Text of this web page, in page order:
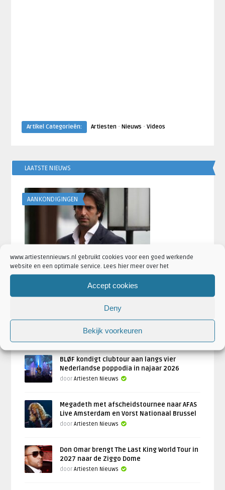
www.artiestennieuws.nl gebruikt cookies voor een goed werkende
website en een optimale service. Lees hier meer over het
Accept cookies
Deny
Bekijk voorkeuren
Artikel Categorieën: Artiesten· Nieuws · Videos
LAATSTE NIEUWS
AANKONDIGINGEN
Mahsun Kirmizigül geeft in januari 2027
concert in AFAS Live Amsterdam
Artiesten Nieuws
Weezer brengt The Gathering Tour in 2027
Artiesten Nieuws
BLØF kondigt clubtour aan langs vier
Nederlandse poppodia in najaar 2026
doorArtiesten Nieuws
Megadeth met afscheidstournee naar AFAS
Live Amsterdam en Vorst Nationaal Brussel
doorArtiesten Nieuws
Don Omar brengt The Last King World Tour in
2027 naar de Ziggo Dome
doorArtiesten Nieuws